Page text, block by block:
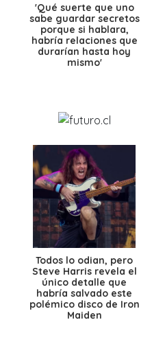
'Qué suerte que uno
sabe guardar secretos
porque si hablara,
habría relaciones que
durarían hasta hoy
mismo'
Todos lo odian, pero
Steve Harris revela el
único detalle que
habría salvado este
polémico disco de Iron
Maiden